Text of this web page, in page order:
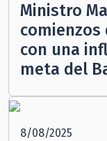
Ministro
comienzos
con una
meta del
8/08/2025